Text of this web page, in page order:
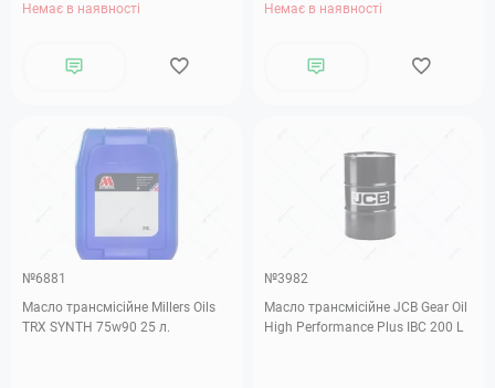
Немає в наявності Немає в наявності
№6881
Масло трансмісійне Millers Oils
TRX SYNTH 75w90 25 л.
№3982
Масло трансмісійне JCB Gear Oil
High Performance Plus IBC 200 L